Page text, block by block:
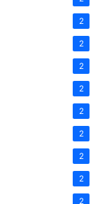
2
2
2
2
2
2
2
2
2